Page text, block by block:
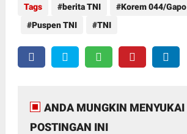
Tags berita TNI
Korem 044/Gapo
Puspen TNI
TNI
ANDA MUNGKIN MENYUKAI
POSTINGAN INI